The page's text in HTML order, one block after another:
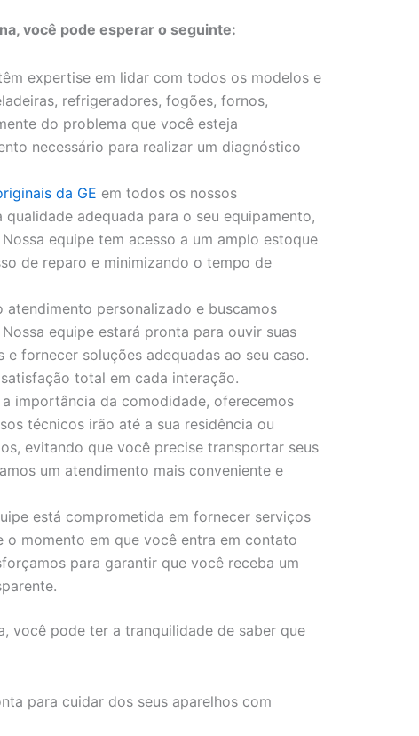
você pode esperar o seguinte:
expertise em lidar com todos os modelos e
refrigeradores, fogões, fornos,
do problema que você esteja
necessário para realizar um diagnóstico
da GE em todos os nossos
adequada para o seu equipamento,
equipe tem acesso a um amplo estoque
de reparo e minimizando o tempo de
atendimento personalizado e buscamos
equipe estará pronta para ouvir suas
fornecer soluções adequadas ao seu caso.
total em cada interação.
a importância da comodidade, oferecemos
técnicos irão até a sua residência ou
evitando que você precise transportar seus
um atendimento mais conveniente e
está comprometida em fornecer serviços
o momento em que você entra em contato
para garantir que você receba um
você pode ter a tranquilidade de saber que
para cuidar dos seus aparelhos com